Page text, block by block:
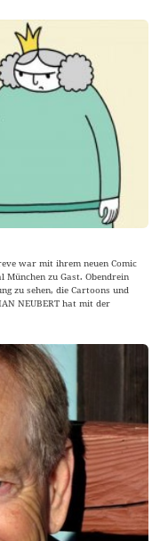
war mit ihrem neuen Comic
München zu Gast. Obendrein
zu sehen, die Cartoons und
NEUBERT hat mit der